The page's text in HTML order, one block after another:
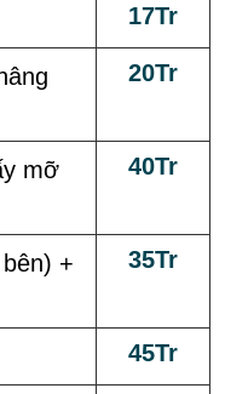
17Tr
20Tr
mỡ
40Tr
+
35Tr
45Tr